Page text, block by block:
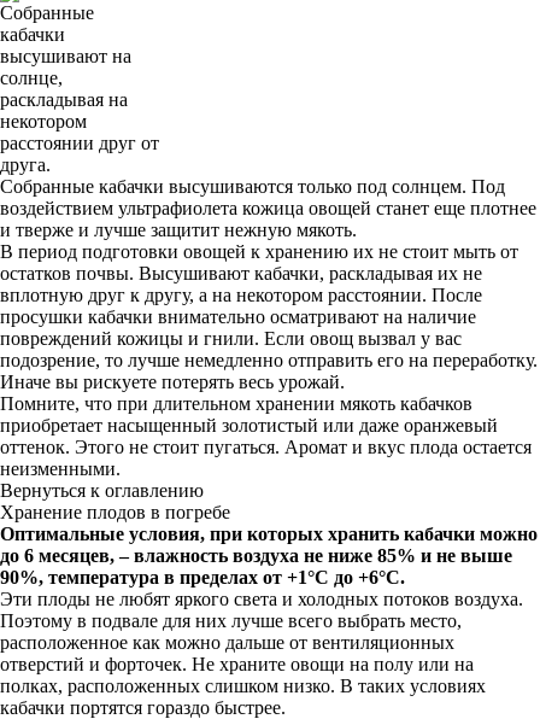
Собранные
кабачки
высушивают на
солнце,
раскладывая на
некотором
расстоянии друг от
друга.
Собранные кабачки высушиваются только под солнцем. Под
воздействием ультрафиолета кожица овощей станет еще плотнее
и тверже и лучше защитит нежную мякоть.
В период подготовки овощей к хранению их не стоит мыть от
остатков почвы. Высушивают кабачки, раскладывая их не
вплотную друг к другу, а на некотором расстоянии. После
просушки кабачки внимательно осматривают на наличие
повреждений кожицы и гнили. Если овощ вызвал у вас
подозрение, то лучше немедленно отправить его на переработку.
Иначе вы рискуете потерять весь урожай.
Помните, что при длительном хранении мякоть кабачков
приобретает насыщенный золотистый или даже оранжевый
оттенок. Этого не стоит пугаться. Аромат и вкус плода остается
неизменными.
Вернуться к оглавлению
Хранение плодов в погребе
Оптимальные условия, при которых хранить кабачки можно
до 6 месяцев, – влажность воздуха не ниже 85% и не выше
90%, температура в пределах от +1°С до +6°С.
Эти плоды не любят яркого света и холодных потоков воздуха.
Поэтому в подвале для них лучше всего выбрать место,
расположенное как можно дальше от вентиляционных
отверстий и форточек. Не храните овощи на полу или на
полках, расположенных слишком низко. В таких условиях
кабачки портятся гораздо быстрее.